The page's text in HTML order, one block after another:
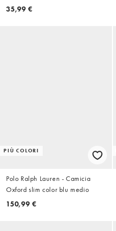
bianca
35,99 €
PIÙ COLORI
Polo Ralph Lauren - Camicia
Oxford slim color blu medio
150,99 €